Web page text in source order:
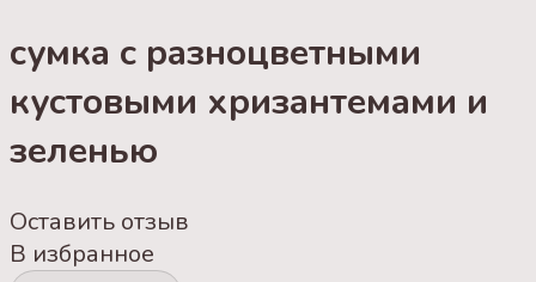
сумка с разноцветными
кустовыми хризантемами и
зеленью
Оставить отзыв
В избранное